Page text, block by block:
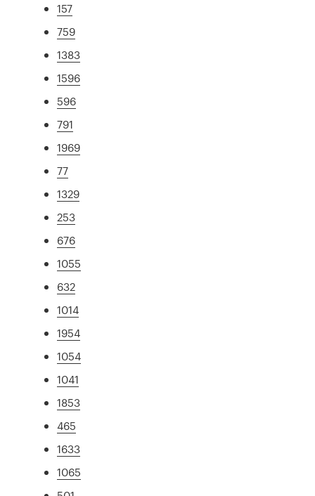
157
759
1383
1596
596
791
1969
77
1329
253
676
1055
632
1014
1954
1054
1041
1853
465
1633
1065